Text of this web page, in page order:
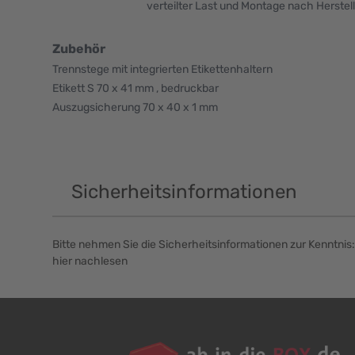
verteilter Last und Montage nach
Zubehör
Trennstege mit integrierten Etikettenhaltern
Etikett S 70 x 41 mm , bedruckbar
Auszugsicherung 70 x 40 x 1 mm
Sicherheitsinformationen
Bitte nehmen Sie die Sicherheitsinformationen zur Kenntnis:
hier nachlesen